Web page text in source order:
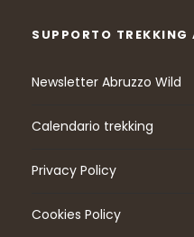
SUPPORTO TREKKING
Newsletter Abruzzo Wild
Calendario trekking
Privacy Policy
Cookies Policy